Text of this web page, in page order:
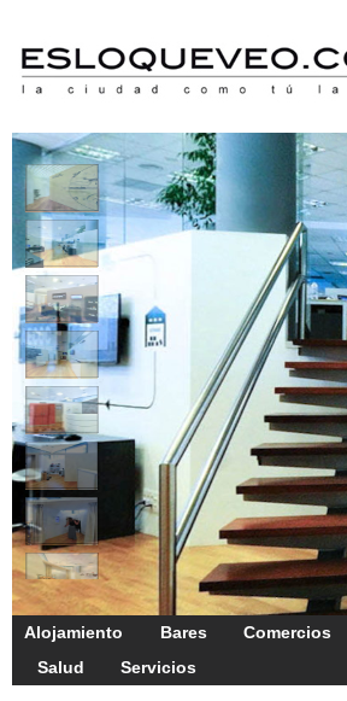
Alojamiento Bares Comercios
Salud
Servicios